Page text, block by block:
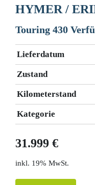
HYMER /
Touring 430
Lieferdatum
Zustand
Kilometerstand
Kategorie
31.999 €
19% MwSt.